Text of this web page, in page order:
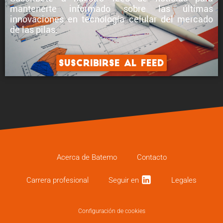
mantenerte informado sobrelas últimas
innovaciones en tecnología celulardel mercado
de las pilas.
Suscribirse al feed
Acerca de Batemo Contacto
Carrera profe­sional Seguir en Legales
Configuración de cookies